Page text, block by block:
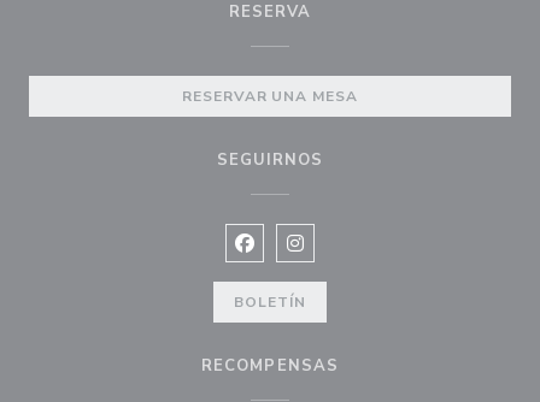
RESERVA
RESERVAR UNA MESA
SEGUIRNOS
Facebook ((abre en una nueva
Instagram ((abre en una
BOLETÍN
RECOMPENSAS